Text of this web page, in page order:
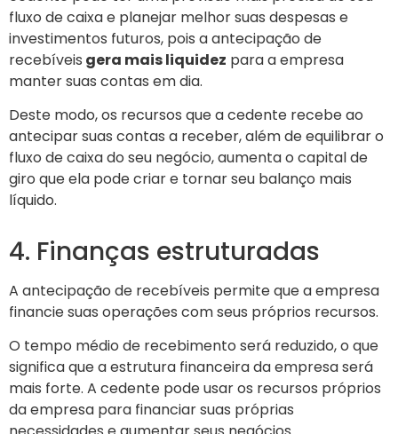
fluxo de caixa e planejar melhor suas despesas e
investimentos futuros, pois a antecipação de
recebíveis gera mais liquidez para a empresa
manter suas contas em dia.
Deste modo, os recursos que a cedente recebe ao
antecipar suas contas a receber, além de equilibrar o
fluxo de caixa do seu negócio, aumenta o capital de
giro que ela pode criar e tornar seu balanço mais
líquido.
4. Finanças estruturadas
A antecipação de recebíveis permite que a empresa
financie suas operações com seus próprios recursos.
O tempo médio de recebimento será reduzido, o que
significa que a estrutura financeira da empresa será
mais forte. A cedente pode usar os recursos próprios
da empresa para financiar suas próprias